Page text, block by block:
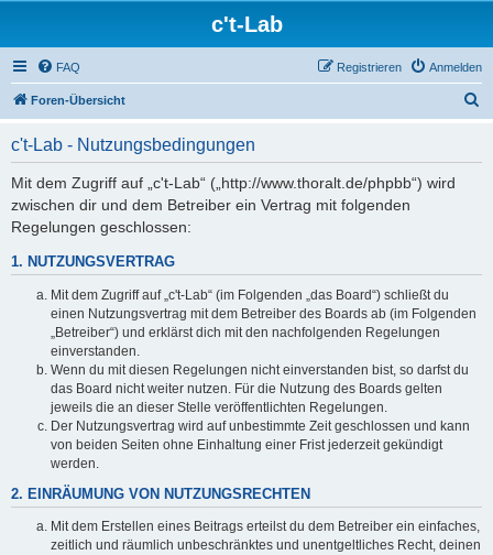
c't-Lab
FAQ Anmelden
Registrieren
Foren-Übersicht
c't-Lab - Nutzungsbedingungen
Mit dem Zugriff auf „c't-Lab“ („http://www.thoralt.de/phpbb“) wird
zwischen dir und dem Betreiber ein Vertrag mit folgenden
Regelungen geschlossen:
1. NUTZUNGSVERTRAG
Mit dem Zugriff auf „c't-Lab“ (im Folgenden „das Board“) schließt du
einen Nutzungsvertrag mit dem Betreiber des Boards ab (im Folgenden
„Betreiber“) und erklärst dich mit den nachfolgenden Regelungen
einverstanden.
Wenn du mit diesen Regelungen nicht einverstanden bist, so darfst du
das Board nicht weiter nutzen. Für die Nutzung des Boards gelten
jeweils die an dieser Stelle veröffentlichten Regelungen.
Der Nutzungsvertrag wird auf unbestimmte Zeit geschlossen und kann
von beiden Seiten ohne Einhaltung einer Frist jederzeit gekündigt
werden.
2. EINRÄUMUNG VON NUTZUNGSRECHTEN
Mit dem Erstellen eines Beitrags erteilst du dem Betreiber ein einfaches,
zeitlich und räumlich unbeschränktes und unentgeltliches Recht, deinen